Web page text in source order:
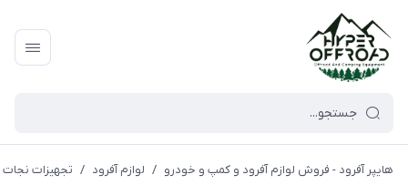
هایپر آفرود - فروش لوازم آفرود و کمپ و خودرو / لوازم آفرود / تجهیزات